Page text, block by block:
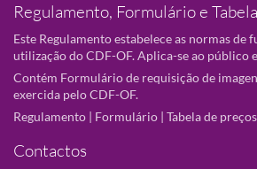
Regulamento, Formulário e
Este Regulamento estabelece as normas de
utilização do CDF-OF. Aplica-se ao público
Contém Formulário de requisição de
exercida pelo CDF-OF.
Regulamento | Formulário | Tabela de preços
Contactos